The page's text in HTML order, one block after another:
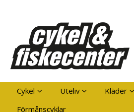
Cykel Uteliv Kläder
Förmånscyklar